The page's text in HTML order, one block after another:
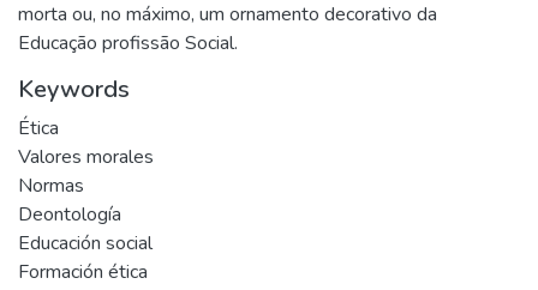
morta ou, no máximo, um ornamento decorativo da
Educação profissão Social.
Keywords
Ética
Valores morales
Normas
Deontología
Educación social
Formación ética